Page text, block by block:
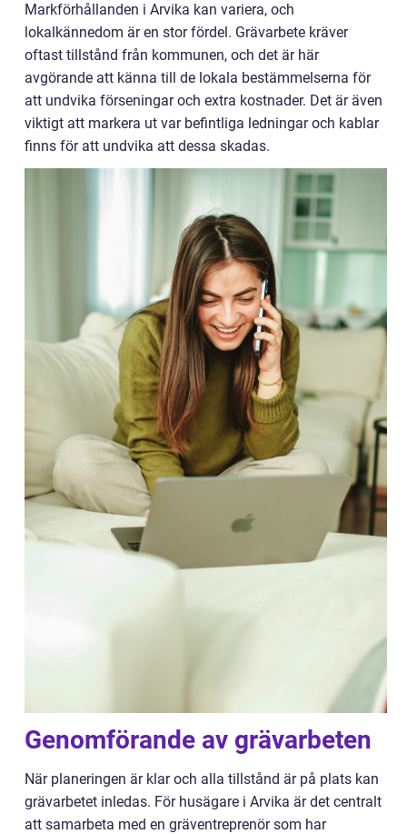
Markförhållanden i Arvika kan variera, och
lokalkännedom är en stor fördel. Grävarbete kräver
oftast tillstånd från kommunen, och det är här
avgörande att känna till de lokala bestämmelserna för
att undvika förseningar och extra kostnader. Det är även
viktigt att markera ut var befintliga ledningar och kablar
finns för att undvika att dessa skadas.
Genomförande av grävarbeten
När planeringen är klar och alla tillstånd är på plats kan
grävarbetet inledas. För husägare i Arvika är det centralt
att samarbeta med en gräventreprenör som har